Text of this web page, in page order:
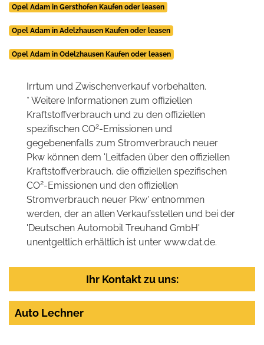
Opel Adam in Gersthofen Kaufen oder leasen
Opel Adam in Adelzhausen Kaufen oder leasen
Opel Adam in Odelzhausen Kaufen oder leasen
Irrtum und Zwischenverkauf vorbehalten.
* Weitere Informationen zum offiziellen
Kraftstoffverbrauch und zu den offiziellen
spezifischen CO2-Emissionen und
gegebenenfalls zum Stromverbrauch neuer
Pkw können dem 'Leitfaden über den offiziellen
Kraftstoffverbrauch, die offiziellen spezifischen
CO2-Emissionen und den offiziellen
Stromverbrauch neuer Pkw' entnommen
werden, der an allen Verkaufsstellen und bei der
'Deutschen Automobil Treuhand GmbH'
unentgeltlich erhältlich ist unter www.dat.de.
Ihr Kontakt zu uns:
Auto Lechner